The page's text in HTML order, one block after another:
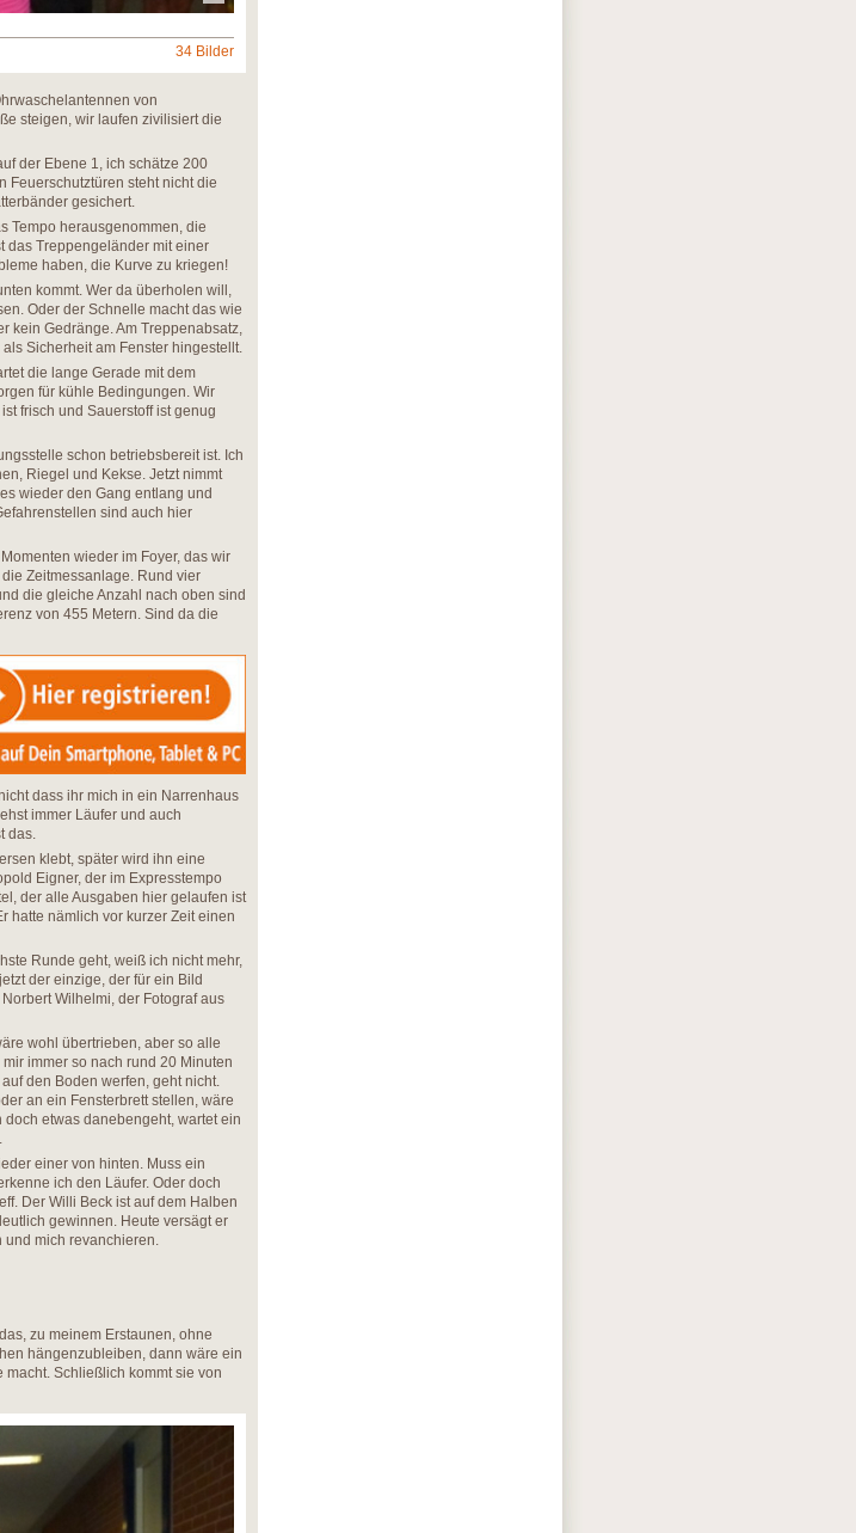
34 Bilder
von
steigen, wir laufen zivilisiert die
der Ebene 1, ich schätze 200
Feuerschutztüren steht nicht die
gesichert.
Tempo herausgenommen, die
das Treppengeländer mit einer
haben, die Kurve zu kriegen!
kommt. Wer da überholen will,
Oder der Schnelle macht das wie
kein Gedränge. Am Treppenabsatz,
Sicherheit am Fenster hingestellt.
die lange Gerade mit dem
für kühle Bedingungen. Wir
frisch und Sauerstoff ist genug
schon betriebsbereit ist. Ich
Riegel und Kekse. Jetzt nimmt
wieder den Gang entlang und
sind auch hier
wieder im Foyer, das wir
Zeitmessanlage. Rund vier
die gleiche Anzahl nach oben sind
von 455 Metern. Sind da die
dass ihr mich in ein Narrenhaus
immer Läufer und auch
das.
klebt, später wird ihn eine
Eigner, der im Expresstempo
der alle Ausgaben hier gelaufen ist
hatte nämlich vor kurzer Zeit einen
Runde geht, weiß ich nicht mehr,
der einzige, der für ein Bild
Wilhelmi, der Fotograf aus
wohl übertrieben, aber so alle
immer so nach rund 20 Minuten
den Boden werfen, geht nicht.
an ein Fensterbrett stellen, wäre
etwas danebengeht, wartet ein
einer von hinten. Muss ein
ich den Läufer. Oder doch
Der Willi Beck ist auf dem Halben
gewinnen. Heute versägt er
mich revanchieren.
zu meinem Erstaunen, ohne
hängenzubleiben, dann wäre ein
Schließlich kommt sie von